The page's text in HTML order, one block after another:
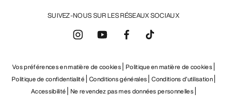
SUIVEZ-NOUS SUR LES RÉSEAUX SOCIAUX
Vos préférences en matière de cookies Politique en matière de cookies
Politique de confidentialité Conditions générales Conditions d’utilisation
Accessibilité Ne revendez pas mes données personnelles